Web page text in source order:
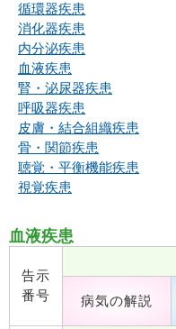
循環器疾患
消化器疾患
内分泌疾患
血液疾患
腎・泌尿器疾患
呼吸器疾患
皮膚・結合組織疾患
骨・関節疾患
聴覚・平衡機能疾患
視覚疾患
血液疾患
告示
番号
病気の解説